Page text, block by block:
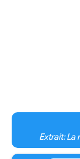
Extrait: La